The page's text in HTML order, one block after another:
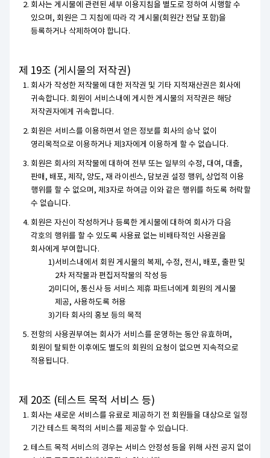
회사는 게시물에 관련된 세부 이용지침을 별도로 정하여 시행할 수
있으며, 회원은 그 지침에 따라 각 게시물(회원간 전달 포함)을
등록하거나 삭제하여야 합니다.
제 19조 (게시물의 저작권)
회사가 작성한 저작물에 대한 저작권 및 기타 지적재산권은 회사에
귀속합니다. 회원이 서비스내에 게시한 게시물의 저작권은 해당
저작권자에게 귀속합니다.
회원은 서비스를 이용하면서 얻은 정보를 회사의 승낙 없이
영리목적으로 이용하거나 제3자에게 이용하게 할 수 없습니다.
회원은 회사의 저작물에 대하여 전부 또는 일부의 수정, 대여, 대출,
판매, 배포, 제작, 양도, 재 라이센스, 담보권 설정 행위, 상업적 이용
행위를 할 수 없으며, 제3자로 하여금 이와 같은 행위를 하도록 허락할
수 없습니다.
회원은 자신이 작성하거나 등록한 게시물에 대하여 회사가 다음
각호의 행위를 할 수 있도록 사용료 없는 비배타적인 사용권을
회사에게 부여합니다.
서비스내에서 회원 게시물의 복제, 수정, 전시, 배포, 출판 및
2차 저작물과 편집저작물의 작성 등
미디어, 통신사 등 서비스 제휴 파트너에게 회원의 게시물
제공, 사용하도록 허용
기타 회사의 홍보 등의 목적
전항의 사용권부여는 회사가 서비스를 운영하는 동안 유효하며,
회원이 탈퇴한 이후에도 별도의 회원의 요청이 없으면 지속적으로
적용됩니다.
제 20조 (테스트 목적 서비스 등)
회사는 새로운 서비스를 유료로 제공하기 전 회원들을 대상으로 일정
기간 테스트 목적의 서비스를 제공할 수 있습니다.
테스트 목적 서비스의 경우는 서비스 안정성 등을 위해 사전 공지 없이